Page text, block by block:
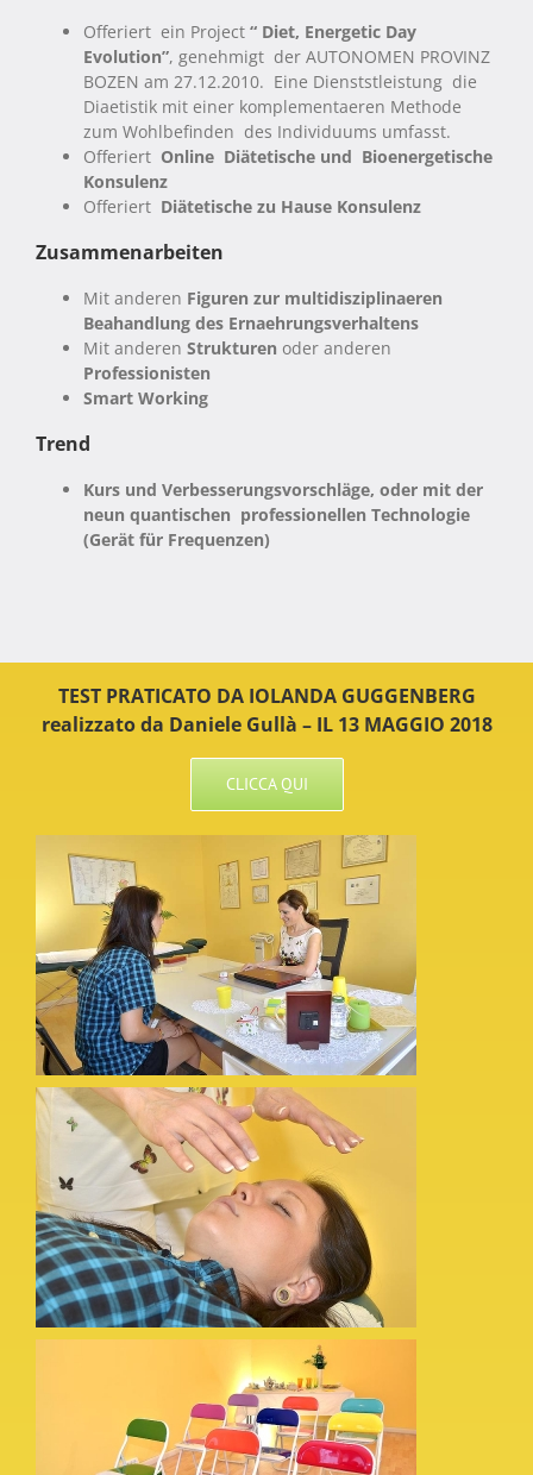
Offeriert ein Project “ Diet, Energetic Day
Evolution”, genehmigt der AUTONOMEN PROVINZ
BOZEN am 27.12.2010. Eine Dienststleistung die
Diaetistik mit einer komplementaeren Methode
zum Wohlbefinden des Individuums umfasst.
Offeriert Online Diätetische und Bioenergetische
Konsulenz
Offeriert Diätetische zu Hause Konsulenz
Zusammenarbeiten
Mit anderen Figuren zur multidisziplinaeren
Beahandlung des Ernaehrungsverhaltens
Mit anderen Strukturen oder anderen
Professionisten
Smart Working
Trend
Kurs und Verbesserungsvorschläge, oder mit der
neun quantischen professionellen Technologie
(Gerät für Frequenzen)
TEST PRATICATO DA IOLANDA GUGGENBERG
realizzato da Daniele Gullà – IL 13 MAGGIO 2018
CLICCA QUI